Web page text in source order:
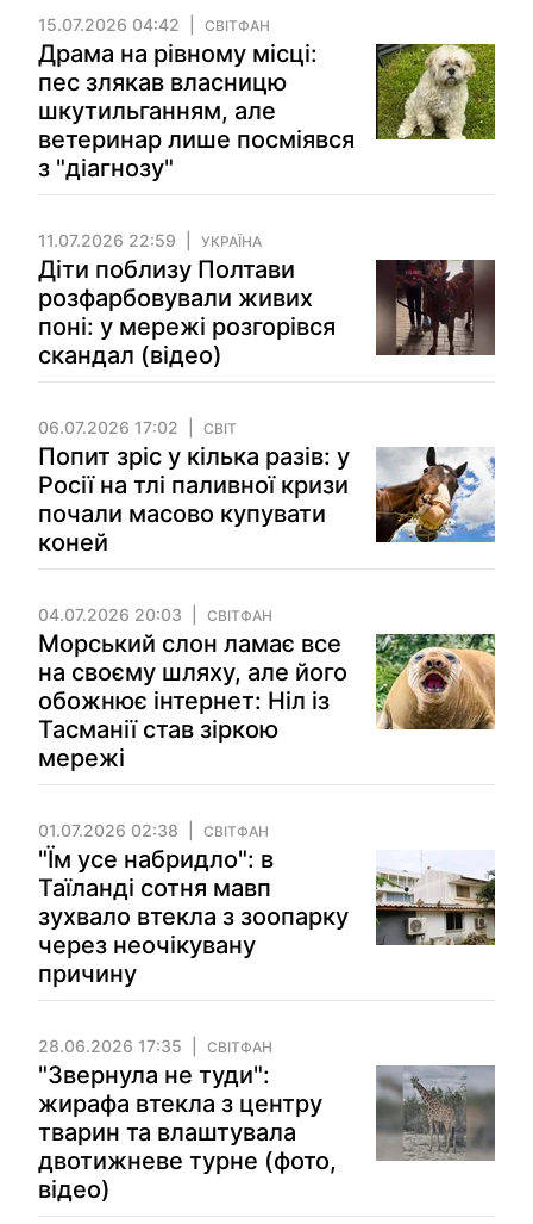
15.07.2026 04:42 СВІТФАН
Драма на рівному місці:
пес злякав власницю
шкутильганням, але
ветеринар лише посміявся
з "діагнозу"
11.07.2026 22:59 УКРАЇНА
Діти поблизу Полтави
розфарбовували живих
поні: у мережі розгорівся
скандал (відео)
06.07.2026 17:02 СВІТ
Попит зріс у кілька разів: у
Росії на тлі паливної кризи
почали масово купувати
коней
04.07.2026 20:03 СВІТФАН
Морський слон ламає все
на своєму шляху, але його
обожнює інтернет: Ніл із
Тасманії став зіркою
мережі
01.07.2026 02:38 СВІТФАН
"Їм усе набридло": в
Таїланді сотня мавп
зухвало втекла з зоопарку
через неочікувану
причину
28.06.2026 17:35 СВІТФАН
"Звернула не туди":
жирафа втекла з центру
тварин та влаштувала
двотижневе турне (фото,
відео)